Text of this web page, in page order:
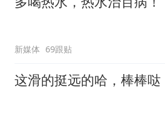
新媒体 69跟贴
这滑的挺远的哈，棒棒哒